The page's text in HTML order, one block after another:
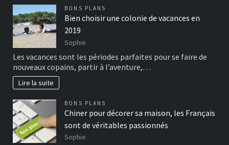
BONS PLANS
Bien choisir une colonie de vacances en
2019
Sophie
Les vacances sont les périodes parfaites pour se faire de
nouveaux copains, partir à l’aventure,…
Lire la suite
BONS PLANS
Chiner pour décorer sa maison, les Français
sont de véritables passionnés
Sophie